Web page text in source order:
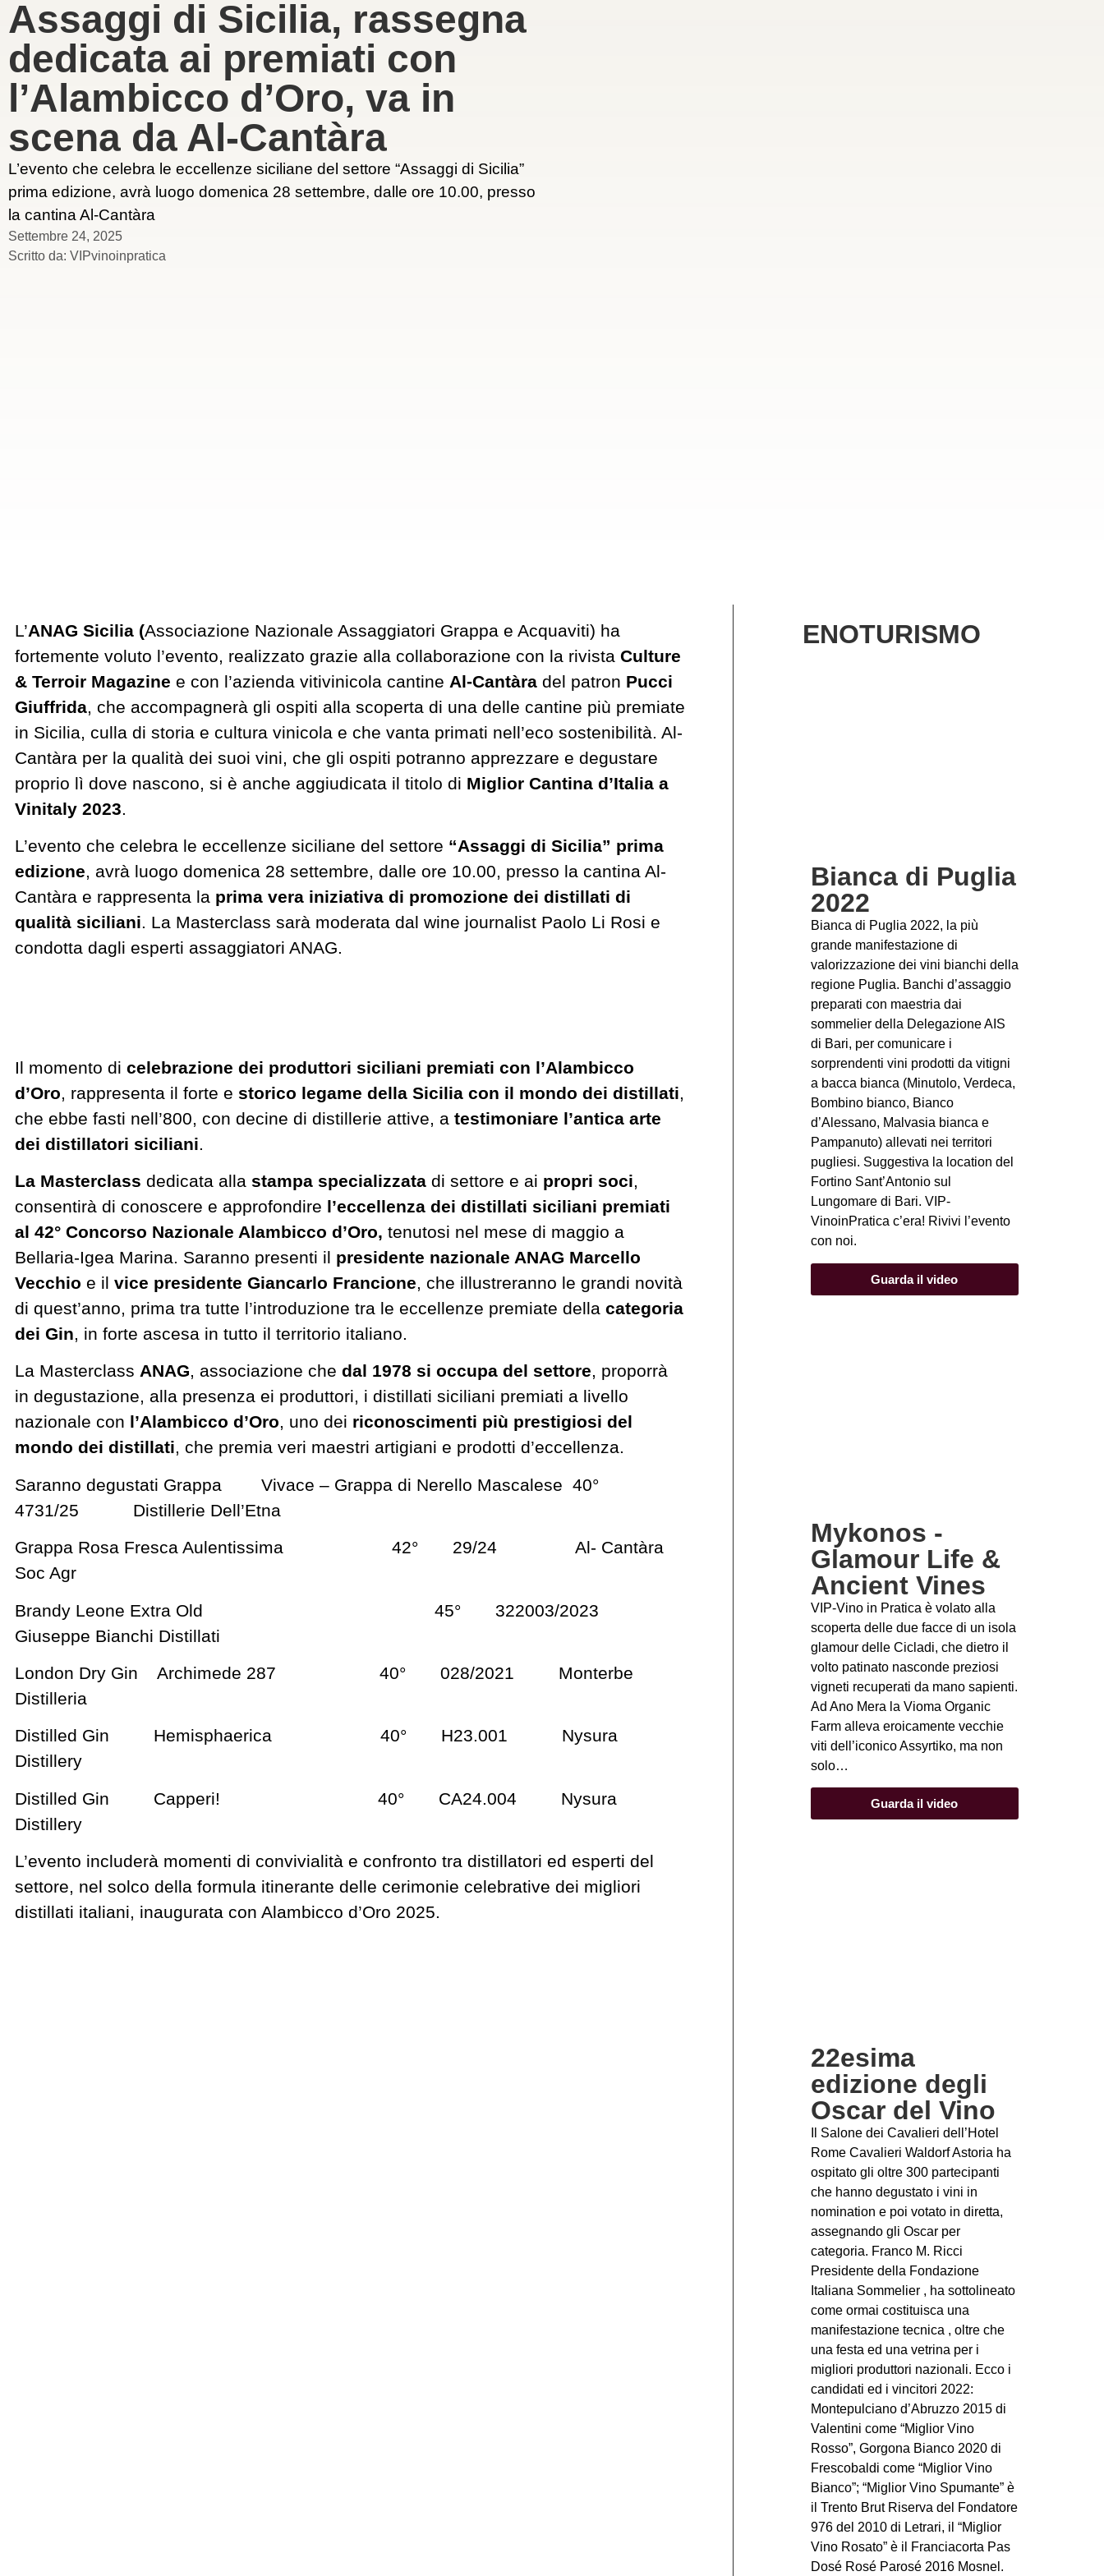
Assaggi di Sicilia, rassegna
dedicata ai premiati con
l’Alambicco d’Oro, va in
scena da Al-Cantàra
L’evento che celebra le eccellenze siciliane del settore “Assaggi di Sicilia”
prima edizione, avrà luogo domenica 28 settembre, dalle ore 10.00, presso
la cantina Al-Cantàra
Settembre 24, 2025
Scritto da: VIPvinoinpratica
L’ANAG Sicilia (Associazione Nazionale Assaggiatori Grappa e Acquaviti) ha
fortemente voluto l’evento, realizzato grazie alla collaborazione con la rivista Culture
& Terroir Magazine e con l’azienda vitivinicola cantine Al-Cantàra del patron Pucci
Giuffrida, che accompagnerà gli ospiti alla scoperta di una delle cantine più premiate
in Sicilia, culla di storia e cultura vinicola e che vanta primati nell’eco sostenibilità. Al-
Cantàra per la qualità dei suoi vini, che gli ospiti potranno apprezzare e degustare
proprio lì dove nascono, si è anche aggiudicata il titolo di Miglior Cantina d’Italia a
Vinitaly 2023.
L’evento che celebra le eccellenze siciliane del settore “Assaggi di Sicilia” prima
edizione, avrà luogo domenica 28 settembre, dalle ore 10.00, presso la cantina Al-
Cantàra e rappresenta la prima vera iniziativa di promozione dei distillati di
qualità siciliani. La Masterclass sarà moderata dal wine journalist Paolo Li Rosi e
condotta dagli esperti assaggiatori ANAG.
Il momento di celebrazione dei produttori siciliani premiati con l’Alambicco
d’Oro , rappresenta il forte e storico legame della Sicilia con il mondo dei distillati
che ebbe fasti nell’800, con decine di distillerie attive, a testimoniare l’antica arte
dei distillatori siciliani
La Masterclass dedicata alla stampa specializzata di settore e ai propri soci,
consentirà di conoscere e approfondire l’eccellenza dei distillati siciliani premiati
al 42° Concorso Nazionale Alambicco d’Oro, tenutosi nel mese di maggio a
Bellaria-Igea Marina. Saranno presenti il presidente nazionale ANAG Marcello
Vecchio e il vice presidente Giancarlo Francione, che illustreranno le grandi novità
di quest’anno, prima tra tutte l’introduzione tra le eccellenze premiate della categoria
dei Gin, in forte ascesa in tutto il territorio italiano.
La Masterclass ANAG, associazione che dal 1978 si occupa del settore, proporrà
in degustazione, alla presenza ei produttori, i distillati siciliani premiati a livello
nazionale con l’Alambicco d’Oro, uno dei riconoscimenti più prestigiosi del
mondo dei distillati, che premia veri maestri artigiani e prodotti d’eccellenza.
Saranno degustati Grappa Vivace – Grappa di Nerello Mascalese 40°
4731/25 Distillerie Dell’Etna
Grappa Rosa Fresca Aulentissima 42° 29/24 Al- Cantàra
Soc Agr
Brandy Leone Extra Old 45° 322003/2023
Giuseppe Bianchi Distillati
London Dry Gin Archimede 287 40° 028/2021 Monterbe
Distilleria
Distilled Gin Hemisphaerica 40° H23.001 Nysura
Distillery
Distilled Gin Capperi! 40° CA24.004 Nysura
Distillery
L’evento includerà momenti di convivialità e confronto tra distillatori ed esperti del
settore, nel solco della formula itinerante delle cerimonie celebrative dei migliori
distillati italiani, inaugurata con Alambicco d’Oro 2025.
ENOTURISMO
Bianca di Puglia
2022
Bianca di Puglia 2022, la più
grande manifestazione di
valorizzazione dei vini bianchi della
regione Puglia. Banchi d’assaggio
preparati con maestria dai
sommelier della Delegazione AIS
di Bari, per comunicare i
sorprendenti vini prodotti da vitigni
a bacca bianca (Minutolo, Verdeca,
Bombino bianco, Bianco
d’Alessano, Malvasia bianca e
Pampanuto) allevati nei territori
pugliesi. Suggestiva la location del
Fortino Sant’Antonio sul
Lungomare di Bari. VIP-
VinoinPratica c’era! Rivivi l’evento
con noi.
Guarda il video
Mykonos -
Glamour Life &
Ancient Vines
VIP-Vino in Pratica è volato alla
scoperta delle due facce di un isola
glamour delle Cicladi, che dietro il
volto patinato nasconde preziosi
vigneti recuperati da mano sapienti.
Ad Ano Mera la Vioma Organic
Farm alleva eroicamente vecchie
viti dell’iconico Assyrtiko, ma non
solo…
Guarda il video
22esima
edizione degli
Oscar del Vino
Il Salone dei Cavalieri dell’Hotel
Rome Cavalieri Waldorf Astoria ha
ospitato gli oltre 300 partecipanti
che hanno degustato i vini in
nomination e poi votato in diretta,
assegnando gli Oscar per
categoria. Franco M. Ricci
Presidente della Fondazione
Italiana Sommelier , ha sottolineato
come ormai costituisca una
manifestazione tecnica , oltre che
una festa ed una vetrina per i
migliori produttori nazionali. Ecco i
candidati ed i vincitori 2022:
Montepulciano d’Abruzzo 2015 di
Valentini come “Miglior Vino
Rosso”, Gorgona Bianco 2020 di
Frescobaldi come “Miglior Vino
Bianco”; “Miglior Vino Spumante” è
il Trento Brut Riserva del Fondatore
976 del 2010 di Letrari, il “Miglior
Vino Rosato” è il Franciacorta Pas
Dosé Rosé Parosé 2016 Mosnel.